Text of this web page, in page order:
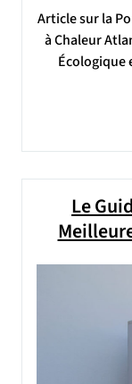
Article sur la
à Chaleur
Écologique
Le